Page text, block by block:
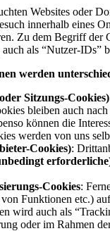
Websites oder
innerhalb eines
Zu dem Begriff
als “Nutzer-IDs”
werden
Sitzungs-
bleiben auch
können die
werden von uns
Cookies):
Cookies:
Funktionen etc.)
wird auch als
oder im Rahmen